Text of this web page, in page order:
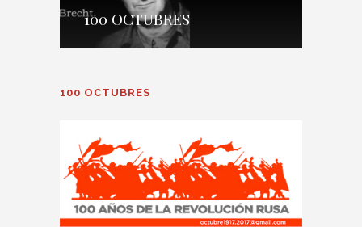
100 OCTUBRES
100 OCTUBRES